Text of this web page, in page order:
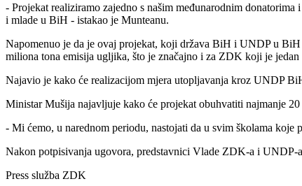
- Projekat realiziramo zajedno s našim međunarodnim
i mlade u BiH - istakao je Munteanu.
Napomenuo je da je ovaj projekat, koji država BiH i UNDP u
miliona tona emisija ugljika, što je značajno i za ZDK koji je
Najavio je kako će realizacijom mjera utopljavanja kroz UNDP
Ministar Mušija najavljuje kako će projekat obuhvatiti najmanje
- Mi ćemo, u narednom periodu, nastojati da u svim školama
Nakon potpisivanja ugovora, predstavnici Vlade ZDK-a i UNDP-
Press služba ZDK